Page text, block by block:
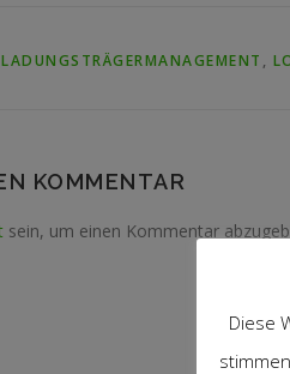
LADUNGSTRÄGERMANAGEMENT ,
KOMMENTAR
sein, um einen Kommentar
Diese